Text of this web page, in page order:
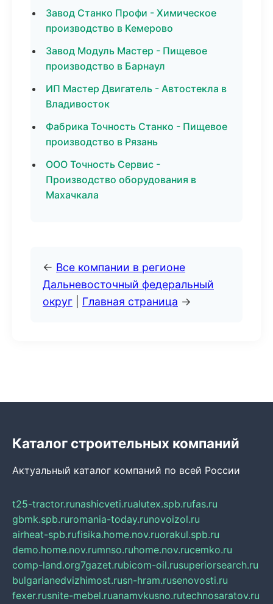
Завод Станко Профи - Химическое
производство в Кемерово
Завод Модуль Мастер - Пищевое
производство в Барнаул
ИП Мастер Двигатель - Автостекла в
Владивосток
Фабрика Точность Станко - Пищевое
производство в Рязань
ООО Точность Сервис -
Производство оборудования в
Махачкала
← Все компании в регионе
Дальневосточный федеральный
округ
Главная страница →
Каталог строительных компаний
Актуальный каталог компаний по всей России
t25-tractor.runashicveti.rualutex.spb.rufas.ru
gbmk.spb.ruromania-today.runovoizol.ru
airheat-spb.rufisika.home.nov.ruorakul.spb.ru
demo.home.nov.rumnso.ruhome.nov.rucemko.ru
comp-land.org7gazet.rubicom-oil.rusuperiorsearch.ru
bulgarianedvizhimost.rusn-hram.rusenovosti.ru
fexer.rusnite-mebel.ruanamvkusno.rutechnosaratov.ru